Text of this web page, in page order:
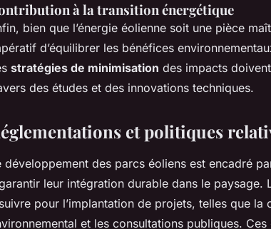
à la transition énergétique
bien que l’énergie éolienne soit une pièce
d’équilibrer les bénéfices
stratégies de minimisation des impacts
des études et des innovations techniques.
et politiques
développement des parcs éoliens est encadré
leur intégration durable dans le paysage.
pour l’implantation de projets, telles que la
et les consultations publiques.